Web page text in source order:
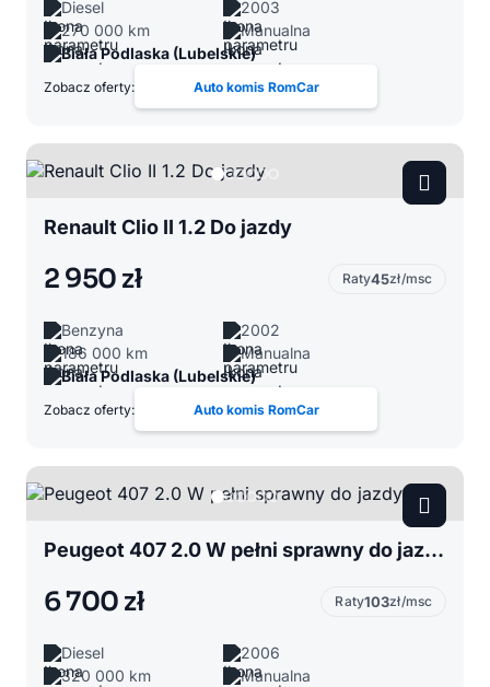
Diesel
2003
270 000 km
Manualna
Biała Podlaska (Lubelskie)
Zobacz oferty: Auto komis RomCar
Renault Clio II 1.2 Do jazdy
2 950 zł Raty45zł/msc
Benzyna
2002
186 000 km
Manualna
Biała Podlaska (Lubelskie)
Zobacz oferty: Auto komis RomCar
Peugeot 407 2.0 W pełni sprawny do jazdy
6 700 zł Raty103zł/msc
Diesel
2006
320 000 km
Manualna